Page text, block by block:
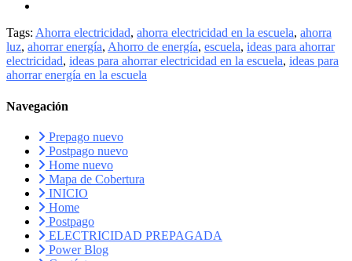
Tags: Ahorra electricidad, ahorra electricidad en la escuela, ahorra
luz, ahorrar energía, Ahorro de energía, escuela, ideas para ahorrar
electricidad, ideas para ahorrar electricidad en la escuela, ideas para
ahorrar energía en la escuela
Navegación
Prepago nuevo
Postpago nuevo
Home nuevo
Mapa de Cobertura
INICIO
Home
Postpago
ELECTRICIDAD PREPAGADA
Power Blog